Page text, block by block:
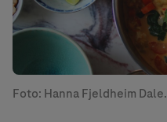
Foto: Hanna Fjeldheim Dale.